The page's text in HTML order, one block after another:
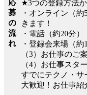
応
募
の
流
れ
★3つの登録方法
・オンライン（
きます！
・電話（約20分
・登録会来場（
（3）お仕事のご
（4）お仕事スタ
すでにテクノ・サ
大歓迎！お仕事紹